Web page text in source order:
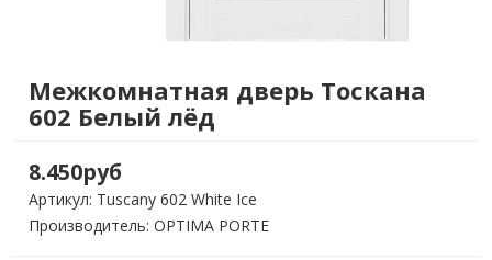
Межкомнатная дверь Тоскана
602 Белый лёд
8.450руб
Артикул: Tuscany 602 White Ice
Производитель: OPTIMA PORTE